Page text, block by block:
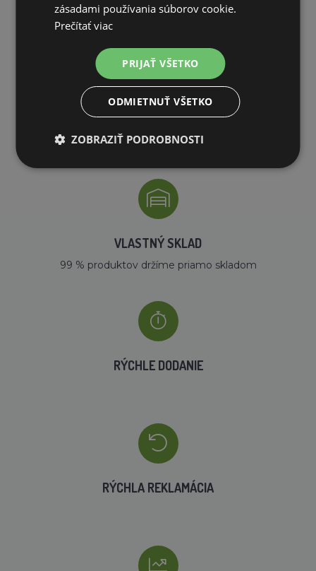
PREČO NAKUPOVAŤ U NÁS?
DOPRAVA ZDARMA
na všetky objednávky od 200€ vrátane DPH.
VLASTNÝ SKLAD
99 % produktov držíme priamo skladom
RÝCHLE DODANIE
RÝCHLA REKLAMÁCIA
zásadami používania súborov cookie.
Prečítať viac
PRIJAŤ VŠETKO
ODMIETNUŤ VŠETKO
ZOBRAZIŤ PODROBNOSTI